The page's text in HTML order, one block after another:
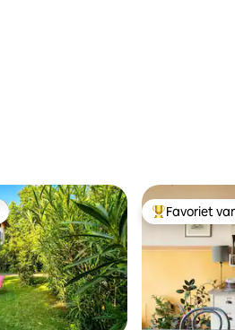
Topfavoriet
Favoriet